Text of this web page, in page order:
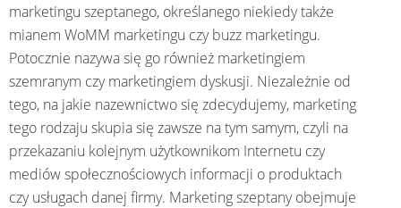
marketingu szeptanego, określanego niekiedy także
mianem WoMM marketingu czy buzz marketingu.
Potocznie nazywa się go również marketingiem
szemranym czy marketingiem dyskusji. Niezależnie od
tego, na jakie nazewnictwo się zdecydujemy, marketing
tego rodzaju skupia się zawsze na tym samym, czyli na
przekazaniu kolejnym użytkownikom Internetu czy
mediów społecznościowych informacji o produktach
czy usługach danej firmy. Marketing szeptany obejmuje